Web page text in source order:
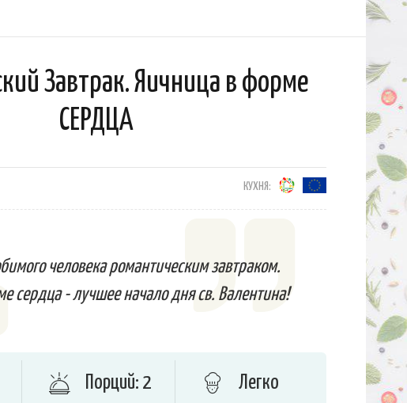
Завтрак. Яичница в форме
СЕРДЦА
КУХНЯ:
человека романтическим завтраком.
сердца - лучшее начало дня св. Валентина!
Порций: 2 Легко